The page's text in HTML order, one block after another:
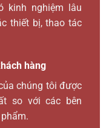
kinh nghiệm lâu
thiết bị, thao tác
hàng
chúng tôi được
so với các bên